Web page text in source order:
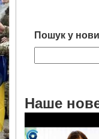
Пошук у
Наше